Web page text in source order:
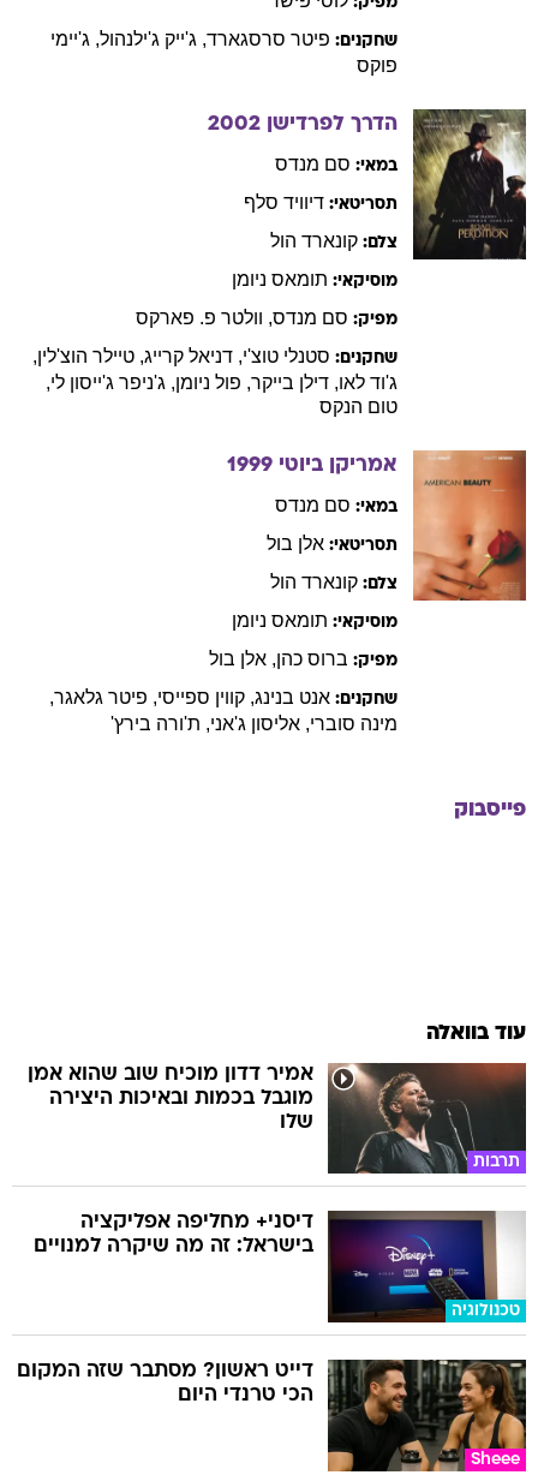
שחקנים: פיטר סרסגארד, ג'ייק ג'ילנהול, ג'יימי
פוקס
הדרך לפרדישן 2002
במאי: סם מנדס
תסריטאי: דיוויד סלף
צלם: קונארד הול
מוסיקאי: תומאס ניומן
מפיק: סם מנדס, וולטר פ. פארקס
שחקנים: סטנלי טוצ'י, דניאל קרייג, טיילר הוצ'לין,
ג'וד לאו, דילן בייקר, פול ניומן, ג'ניפר ג'ייסון לי,
טום הנקס
אמריקן ביוטי 1999
במאי: סם מנדס
תסריטאי: אלן בול
צלם: קונארד הול
מוסיקאי: תומאס ניומן
מפיק: ברוס כהן, אלן בול
שחקנים: אנט בנינג, קווין ספייסי, פיטר גלאגר,
מינה סוברי, אליסון ג'אני, ת'ורה בירץ'
פייסבוק
עוד בוואלה
תרבות
אמיר דדון מוכיח שוב שהוא אמן
מוגבל בכמות ובאיכות היצירה
שלו
טכנולוגיה
דיסני+ מחליפה אפליקציה
בישראל: זה מה שיקרה למנויים
Sheee
דייט ראשון? מסתבר שזה המקום
הכי טרנדי היום